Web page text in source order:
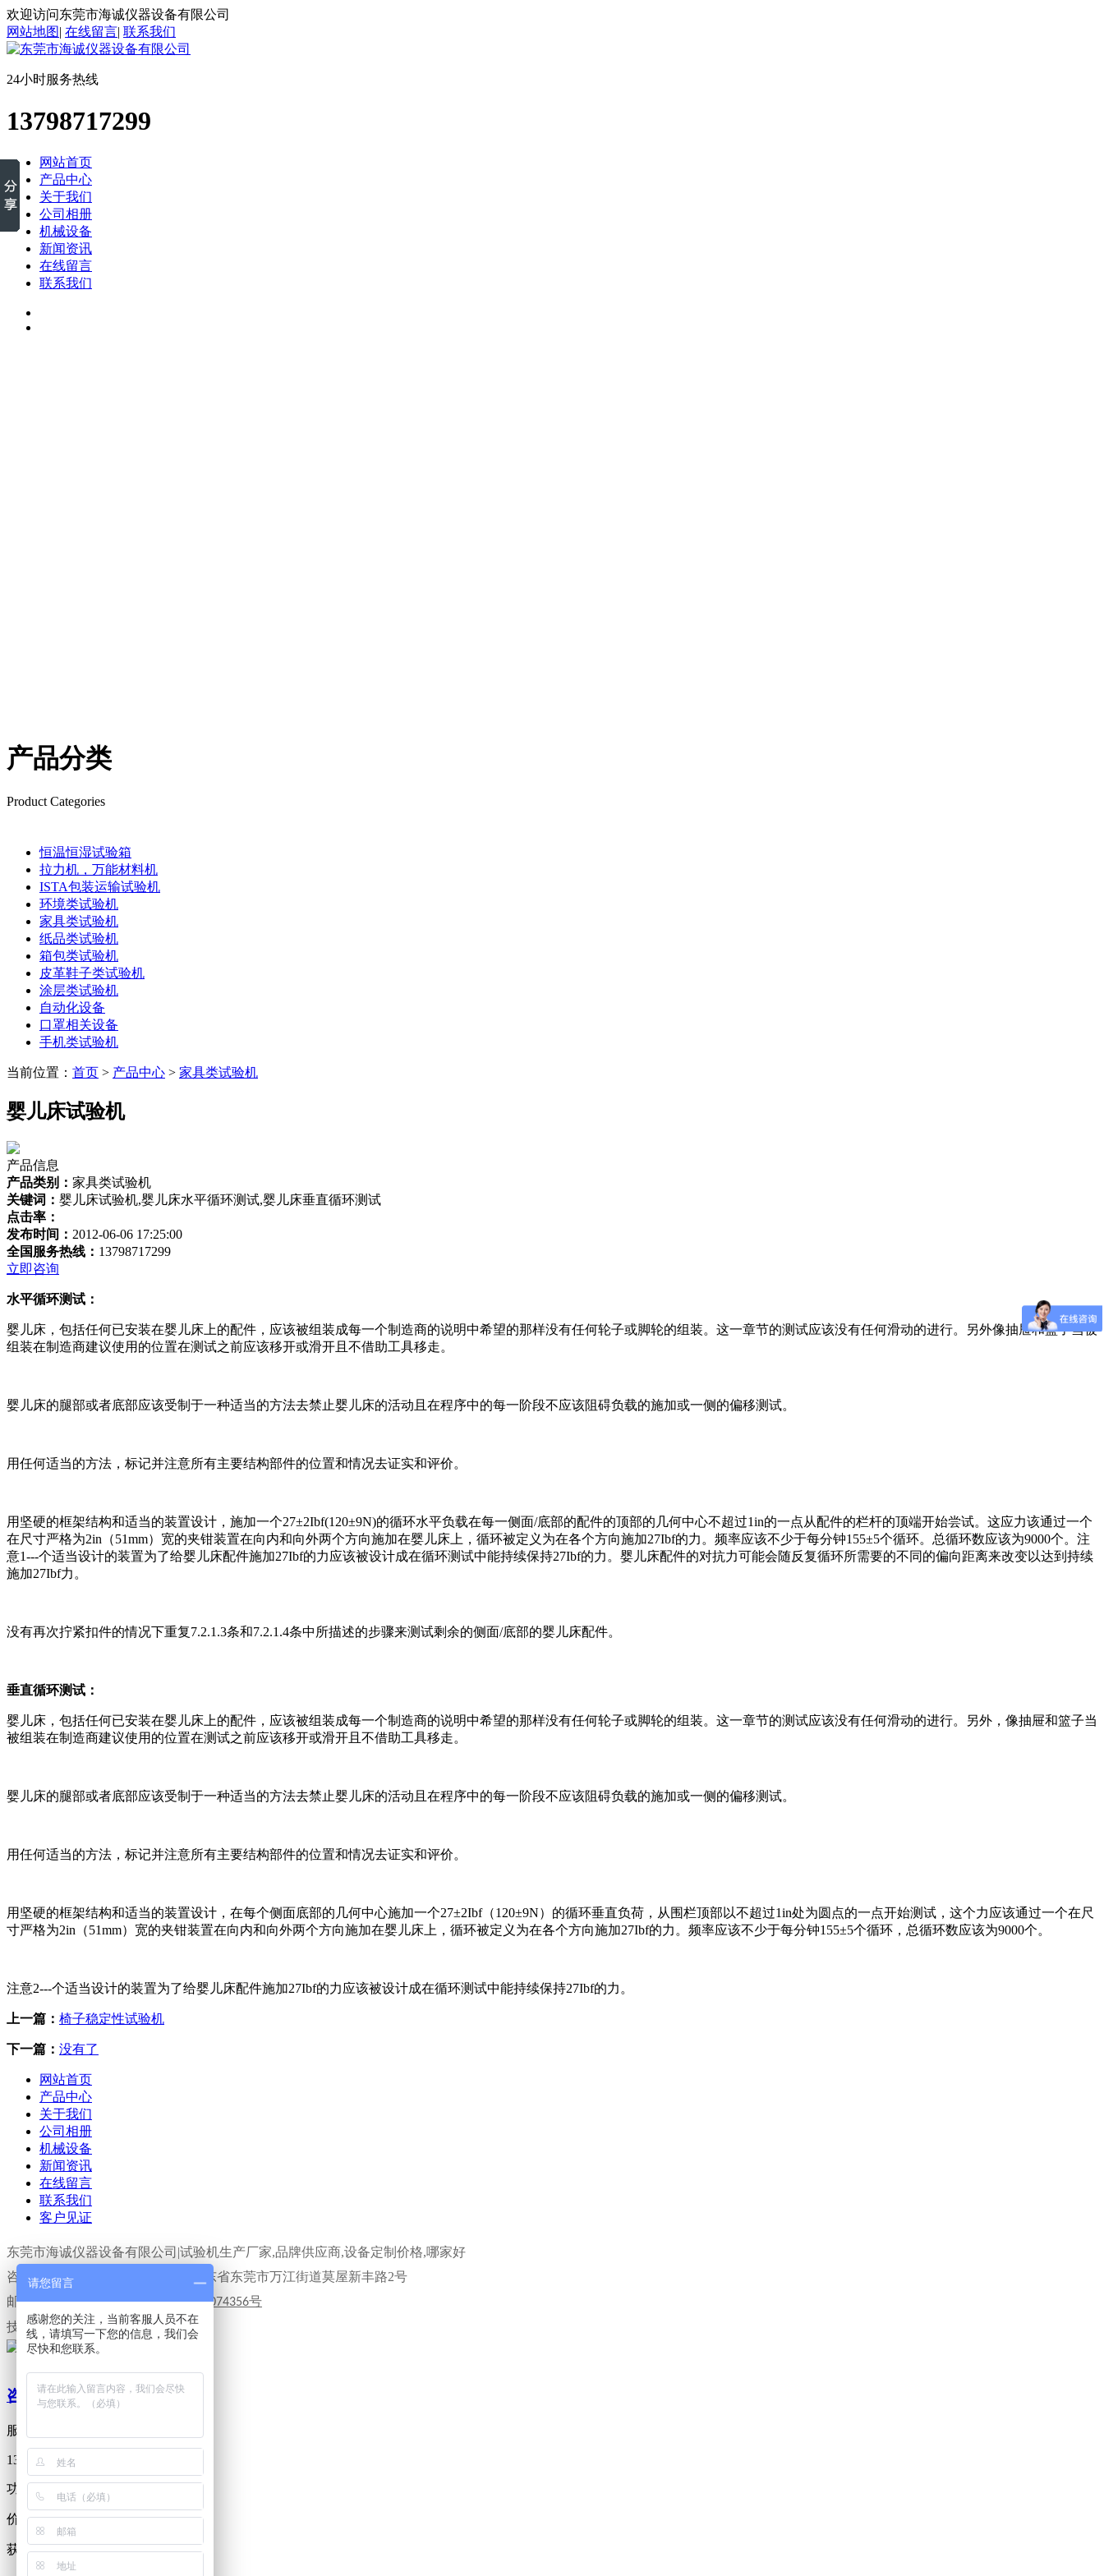
欢迎访问东莞市海诚仪器设备有限公司
网站地图| 在线留言| 联系我们
24小时服务热线
13798717299
网站首页
产品中心
关于我们
公司相册
机械设备
新闻资讯
在线留言
联系我们
产品分类
Product Categories
恒温恒湿试验箱
拉力机，万能材料机
ISTA包装运输试验机
环境类试验机
家具类试验机
纸品类试验机
箱包类试验机
皮革鞋子类试验机
涂层类试验机
自动化设备
口罩相关设备
手机类试验机
当前位置： 首页 > 产品中心 > 家具类试验机
婴儿床试验机
产品信息
产品类别： 家具类试验机
关键词： 婴儿床试验机,婴儿床水平循环测试,婴儿床垂直循环测试
点击率：
发布时间： 2012-06-06 17:25:00
全国服务热线： 13798717299
立即咨询
水平循环测试：
婴儿床，包括任何已安装在婴儿床上的配件，应该被组装成每一个制造商的说明中希望的那样没有任何轮子或脚轮的组装。这一章节的测试应该没有任何滑动的进行。另外像抽屉和篮子当被
组装在制造商建议使用的位置在测试之前应该移开或滑开且不借助工具移走。
婴儿床的腿部或者底部应该受制于一种适当的方法去禁止婴儿床的活动且在程序中的每一阶段不应该阻碍负载的施加或一侧的偏移测试。
用任何适当的方法，标记并注意所有主要结构部件的位置和情况去证实和评价。
用坚硬的框架结构和适当的装置设计，施加一个27±2Ibf(120±9N)的循环水平负载在每一侧面/底部的配件的顶部的几何中心不超过1in的一点从配件的栏杆的顶端开始尝试。这应力该通过一个
在尺寸严格为2in （51mm）宽的夹钳装置在向内和向外两个方向施加在婴儿床上，循环被定义为在各个方向施加27Ibf的力。频率应该不少于每分钟155±5个循环。总循环数应该为9000个。注
意1---个适当设计的装置为了给婴儿床配件施加27Ibf的力应该被设计成在循环测试中能持续保持27Ibf的力。婴儿床配件的对抗力可能会随反复循环所需要的不同的偏向距离来改变以达到持续
施加27Ibf力。
没有再次拧紧扣件的情况下重复7.2.1.3条和7.2.1.4条中所描述的步骤来测试剩余的侧面/底部的婴儿床配件。
垂直循环测试：
婴儿床，包括任何已安装在婴儿床上的配件，应该被组装成每一个制造商的说明中希望的那样没有任何轮子或脚轮的组装。这一章节的测试应该没有任何滑动的进行。另外，像抽屉和篮子当
被组装在制造商建议使用的位置在测试之前应该移开或滑开且不借助工具移走。
婴儿床的腿部或者底部应该受制于一种适当的方法去禁止婴儿床的活动且在程序中的每一阶段不应该阻碍负载的施加或一侧的偏移测试。
用任何适当的方法，标记并注意所有主要结构部件的位置和情况去证实和评价。
用坚硬的框架结构和适当的装置设计，在每个侧面底部的几何中心施加一个27±2Ibf（120±9N）的循环垂直负荷，从围栏顶部以不超过1in处为圆点的一点开始测试，这个力应该通过一个在尺
寸严格为2in （51mm）宽的夹钳装置在向内和向外两个方向施加在婴儿床上，循环被定义为在各个方向施加27Ibf的力。频率应该不少于每分钟155±5个循环，总循环数应该为9000个。
注意2---个适当设计的装置为了给婴儿床配件施加27Ibf的力应该被设计成在循环测试中能持续保持27Ibf的力。
上一篇： 椅子稳定性试验机
下一篇： 没有了
网站首页
产品中心
关于我们
公司相册
机械设备
新闻资讯
在线留言
联系我们
客户见证
东莞市海诚仪器设备有限公司|试验机生产厂家,品牌供应商,设备定制价格,哪家好
咨询热线：13798717299 地址：广东省东莞市万江街道莫屋新丰路2号
邮箱：hicens17@163.com粤ICP备19074356号
技术支持：东莞网站建设
咨询在线客服
服务热线
13798717299
功能和特性
价格和优惠
获取内部资料
请您留言
感谢您的关注，当前客服人员不在
线，请填写一下您的信息，我们会
尽快和您联系。